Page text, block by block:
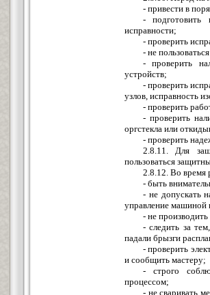
- привести в
- подготовить
исправности;
- проверить
- не
- проверить
устройств;
- проверить
узлов, исправность
- проверить
- проверить
оргстекла или
- проверить
2.8.11. Для
пользоваться
2.8.12. Во время
- быть
- не допускать
управление машиной
- не
- следить за
падали брызги
- проверить
и сообщить мастеру;
- строго
процессом;
- не сваривать